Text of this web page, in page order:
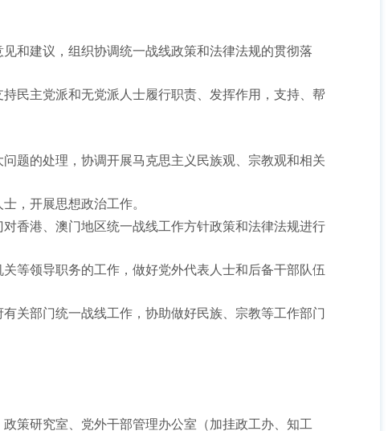
和建议，组织协调统一战线政策和法律法规的贯彻落
民主党派和无党派人士履行职责、发挥作用，支持、帮
题的处理，协调开展马克思主义民族观、宗教观和相关
，开展思想政治工作。
香港、澳门地区统一战线工作方针政策和法律法规进行
等领导职务的工作，做好党外代表人士和后备干部队伍
关部门统一战线工作，协助做好民族、宗教等工作部门
策研究室、党外干部管理办公室（加挂政工办、知工